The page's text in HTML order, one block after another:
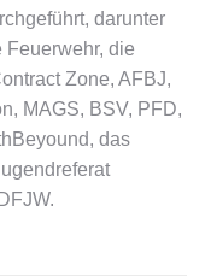
darunter
Feuerwehr, die
Zone, AFBJ,
MAGS, BSV, PFD,
das